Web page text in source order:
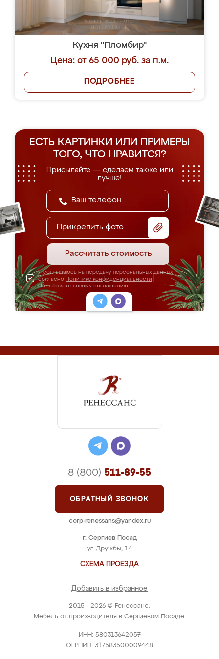
Кухня "Пломбир"
Цена: от 65 000 руб. за п.м.
ПОДРОБНЕЕ
ЕСТЬ КАРТИНКИ ИЛИ ПРИМЕРЫ
ТОГО, ЧТО НРАВИТСЯ?
Присылайте — сделаем также или
лучше!
Прикрепить фото
Рассчитать стоимость
Я соглашаюсь на передачу персональных данных
согласно Политике конфиденциальности
Пользовательскому соглашению
2015 - 2026 © Ренессанс.
Мебель от производителя в Сергиевом Посаде.
ИНН: 580313642057
ОГРНИП: 317583500009448
г. Сергиев Посад
ул Дружбы, 14
СХЕМА ПРОЕЗДА
Добавить в избранное
8 (800) 511-89-55
ОБРАТНЫЙ ЗВОНОК
corp-renessans@yandex.ru